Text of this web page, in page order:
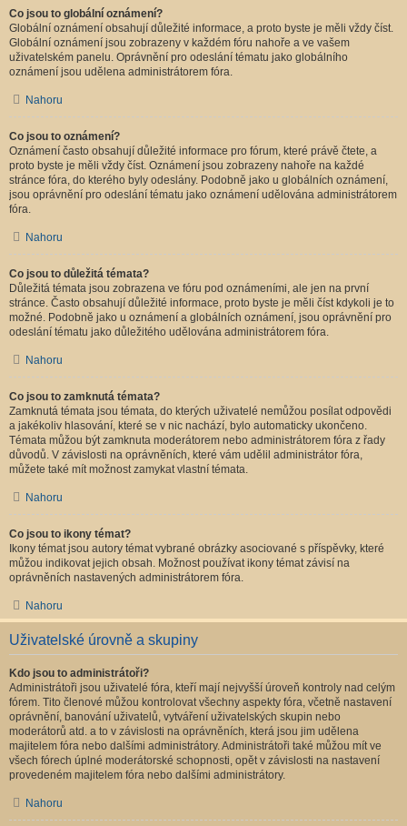
Co jsou to globální oznámení?
Globální oznámení obsahují důležité informace, a proto byste je měli vždy číst.
Globální oznámení jsou zobrazeny v každém fóru nahoře a ve vašem
uživatelském panelu. Oprávnění pro odeslání tématu jako globálního
oznámení jsou udělena administrátorem fóra.
Nahoru
Co jsou to oznámení?
Oznámení často obsahují důležité informace pro fórum, které právě čtete, a
proto byste je měli vždy číst. Oznámení jsou zobrazeny nahoře na každé
stránce fóra, do kterého byly odeslány. Podobně jako u globálních oznámení,
jsou oprávnění pro odeslání tématu jako oznámení udělována administrátorem
fóra.
Nahoru
Co jsou to důležitá témata?
Důležitá témata jsou zobrazena ve fóru pod oznámeními, ale jen na první
stránce. Často obsahují důležité informace, proto byste je měli číst kdykoli je to
možné. Podobně jako u oznámení a globálních oznámení, jsou oprávnění pro
odeslání tématu jako důležitého udělována administrátorem fóra.
Nahoru
Co jsou to zamknutá témata?
Zamknutá témata jsou témata, do kterých uživatelé nemůžou posílat odpovědi
a jakékoliv hlasování, které se v nic nachází, bylo automaticky ukončeno.
Témata můžou být zamknuta moderátorem nebo administrátorem fóra z řady
důvodů. V závislosti na oprávněních, které vám udělil administrátor fóra,
můžete také mít možnost zamykat vlastní témata.
Nahoru
Co jsou to ikony témat?
Ikony témat jsou autory témat vybrané obrázky asociované s příspěvky, které
můžou indikovat jejich obsah. Možnost používat ikony témat závisí na
oprávněních nastavených administrátorem fóra.
Nahoru
Uživatelské úrovně a skupiny
Kdo jsou to administrátoři?
Administrátoři jsou uživatelé fóra, kteří mají nejvyšší úroveň kontroly nad celým
fórem. Tito členové můžou kontrolovat všechny aspekty fóra, včetně nastavení
oprávnění, banování uživatelů, vytváření uživatelských skupin nebo
moderátorů atd. a to v závislosti na oprávněních, která jsou jim udělena
majitelem fóra nebo dalšími administrátory. Administrátoři také můžou mít ve
všech fórech úplné moderátorské schopnosti, opět v závislosti na nastavení
provedeném majitelem fóra nebo dalšími administrátory.
Nahoru